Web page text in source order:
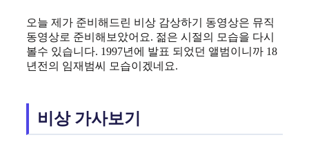
오늘 제가 준비해드린 비상 감상하기 동영상은 뮤직
동영상로 준비해보았어요. 젊은 시절의 모습을 다시
볼수 있습니다. 1997년에 발표 되었던 앨범이니까 18
년전의 임재범씨 모습이겠네요.
비상 가사보기